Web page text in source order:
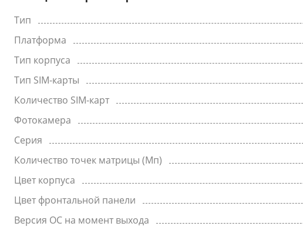
Тип
Платформа
Тип корпуса
Тип SIM-карты
Количество SIM-карт
Фотокамера
Серия
Количество точек матрицы (Мп)
Цвет корпуса
Цвет фронтальной панели
Версия ОС на момент выхода